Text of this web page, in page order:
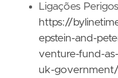
Ligações
https://
epstein-and-
venture-fund-
uk-government/